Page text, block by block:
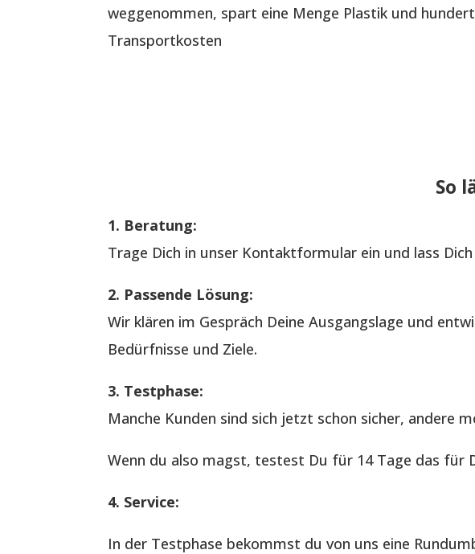
weggenommen, spart eine Menge Plastik und
Transportkosten
So
1. Beratung:
Trage Dich in unser Kontaktformular ein und lass
2. Passende Lösung:
Wir klären im Gespräch Deine Ausgangslage und
Bedürfnisse und Ziele.
3. Testphase:
Manche Kunden sind sich jetzt schon sicher, andere
Wenn du also magst, testest Du für 14 Tage das für
4. Service:
In der Testphase bekommst du von uns eine